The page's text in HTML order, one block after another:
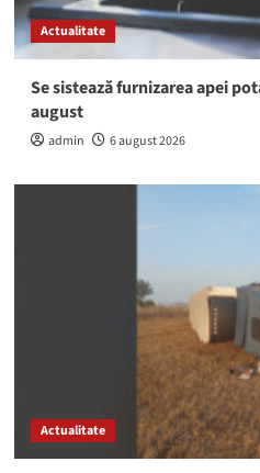
Actualitate
Se sistează furnizarea apei
august
admin 6 august 2026
Actualitate